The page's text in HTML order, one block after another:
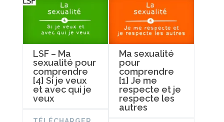
LSF – Ma
sexualité pour
comprendre
[4] Si je veux
et avec qui je
veux
Ma sexualité
pour
comprendre
[1] Je me
respecte et je
respecte les
autres